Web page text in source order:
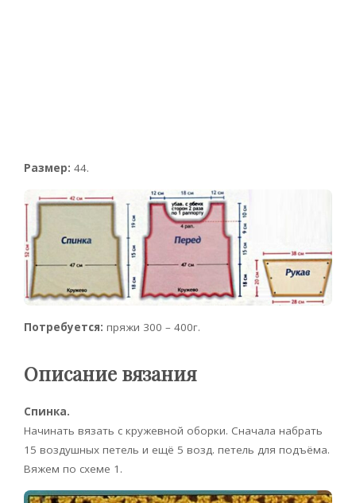
Размер: 44.
Потребуется: пряжи 300 – 400г.
Описание вязания
Спинка.
Начинать вязать с кружевной оборки. Сначала набрать
15 воздушных петель и ещё 5 возд. петель для подъёма.
Вяжем по схеме 1.